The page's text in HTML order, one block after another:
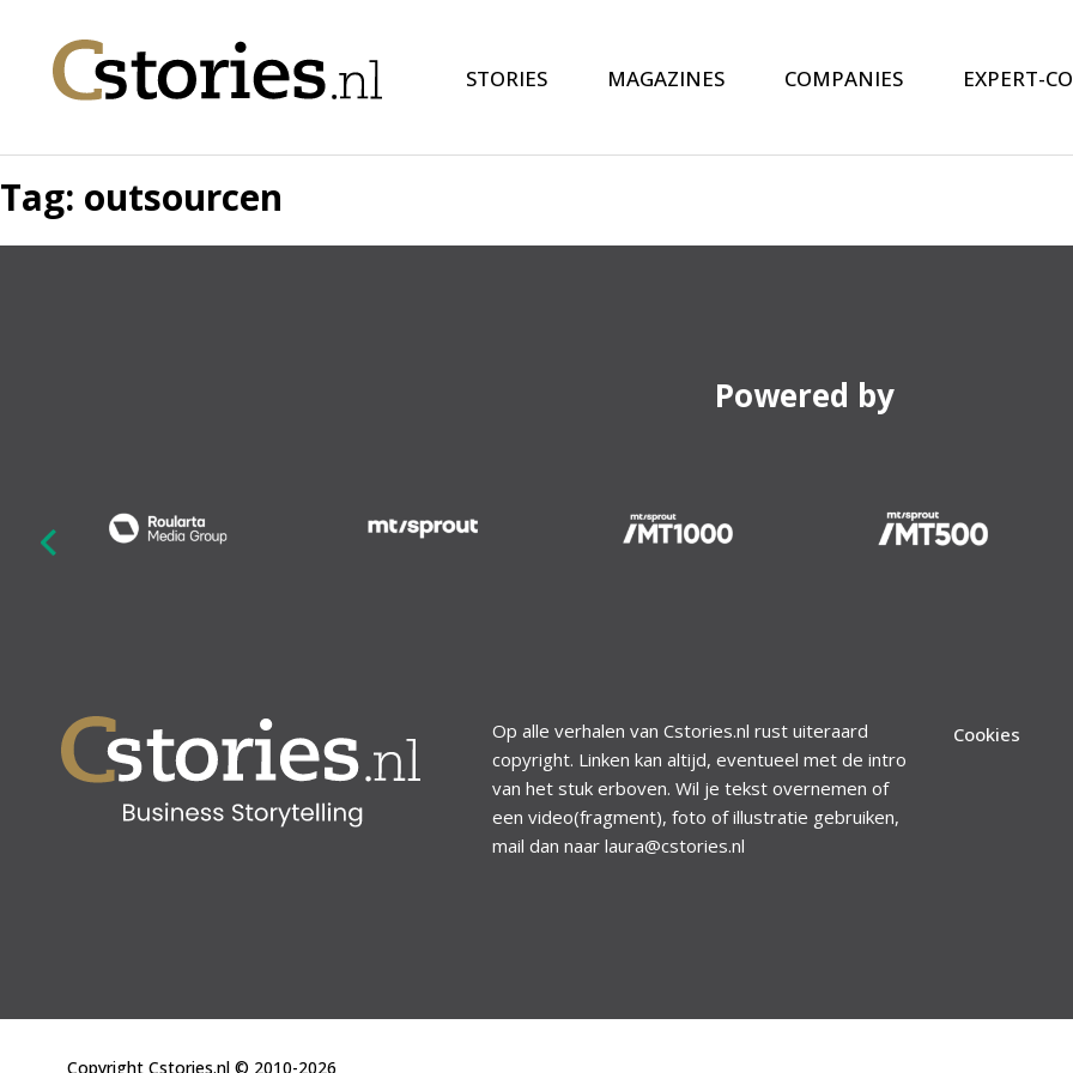
STORIES MAGAZINES COMPANIES EXPERT-
Tag: outsourcen
Powered by
Op alle verhalen van Cstories.nl rust uiteraard
copyright. Linken kan altijd, eventueel met de intro
van het stuk erboven. Wil je tekst overnemen of
een video(fragment), foto of illustratie gebruiken,
mail dan naar laura@cstories.nl
Cookies
Copyright Cstories.nl © 2010-2026